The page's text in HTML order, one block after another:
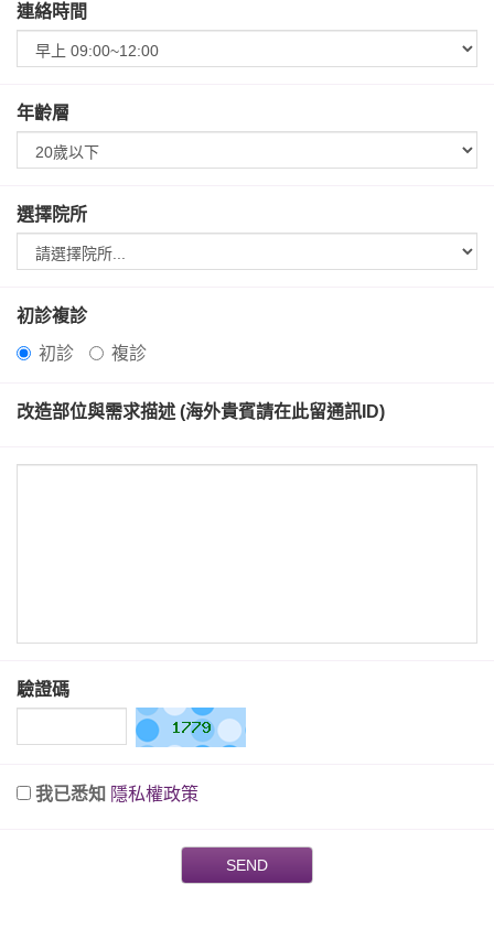
連絡時間
年齡層
選擇院所
初診複診
初診
複診
改造部位與需求描述 (海外貴賓請在此留通訊ID)
驗證碼
我已悉知 隱私權政策
SEND